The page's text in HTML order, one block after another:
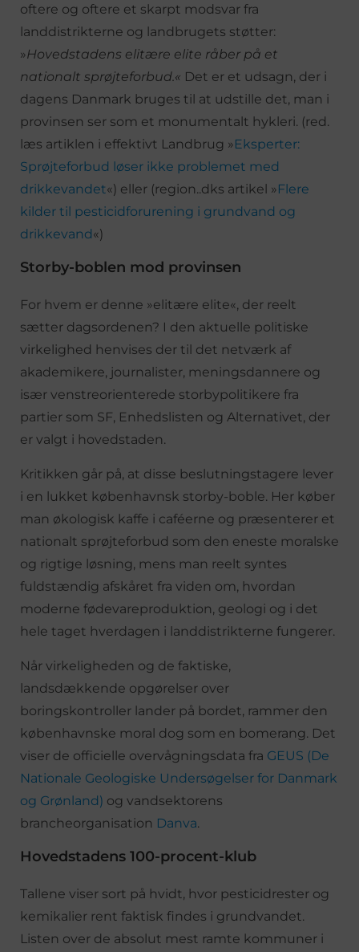
oftere og oftere et skarpt modsvar fra
landdistrikterne og landbrugets støtter:
»Hovedstadens elitære elite råber på et
nationalt sprøjteforbud.« Det er et udsagn, der i
dagens Danmark bruges til at udstille det, man i
provinsen ser som et monumentalt hykleri. (red.
læs artiklen i effektivt Landbrug »Eksperter:
Sprøjteforbud løser ikke problemet med
drikkevandet«) eller (region..dks artikel »Flere
kilder til pesticidforurening i grundvand og
drikkevand«)
Storby-boblen mod provinsen
For hvem er denne »elitære elite«, der reelt
sætter dagsordenen? I den aktuelle politiske
virkelighed henvises der til det netværk af
akademikere, journalister, meningsdannere og
især venstreorienterede storbypolitikere fra
partier som SF, Enhedslisten og Alternativet, der
er valgt i hovedstaden.
Kritikken går på, at disse beslutningstagere lever
i en lukket københavnsk storby-boble. Her køber
man økologisk kaffe i caféerne og præsenterer et
nationalt sprøjteforbud som den eneste moralske
og rigtige løsning, mens man reelt syntes
fuldstændig afskåret fra viden om, hvordan
moderne fødevareproduktion, geologi og i det
hele taget hverdagen i landdistrikterne fungerer.
Når virkeligheden og de faktiske,
landsdækkende opgørelser over
boringskontroller lander på bordet, rammer den
københavnske moral dog som en bomerang. Det
viser de officielle overvågningsdata fra GEUS (De
Nationale Geologiske Undersøgelser for Danmark
og Grønland) og vandsektorens
brancheorganisation Danva.
Hovedstadens 100-procent-klub
Tallene viser sort på hvidt, hvor pesticidrester og
kemikalier rent faktisk findes i grundvandet.
Listen over de absolut mest ramte kommuner i